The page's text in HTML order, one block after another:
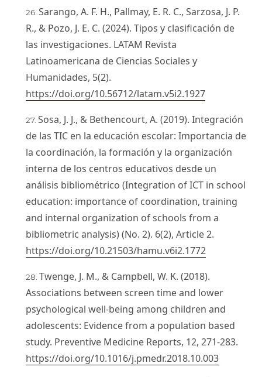
Sarango, A. F. H., Pallmay, E. R. C., Sarzosa, J. P.
R., & Pozo, J. E. C. (2024). Tipos y clasificación de
las investigaciones. LATAM Revista
Latinoamericana de Ciencias Sociales y
Humanidades, 5(2).
https://doi.org/10.56712/latam.v5i2.1927
Sosa, J. J., & Bethencourt, A. (2019). Integración
de las TIC en la educación escolar: Importancia de
la coordinación, la formación y la organización
interna de los centros educativos desde un
análisis bibliométrico (Integration of ICT in school
education: importance of coordination, training
and internal organization of schools from a
bibliometric analysis) (No. 2). 6(2), Article 2.
https://doi.org/10.21503/hamu.v6i2.1772
Twenge, J. M., & Campbell, W. K. (2018).
Associations between screen time and lower
psychological well-being among children and
adolescents: Evidence from a population based
study. Preventive Medicine Reports, 12, 271-283.
https://doi.org/10.1016/j.pmedr.2018.10.003